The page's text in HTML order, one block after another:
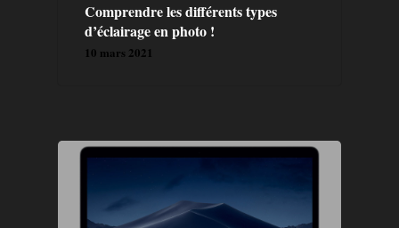
Comprendre les différents types
d’éclairage en photo !
10 mars 2021